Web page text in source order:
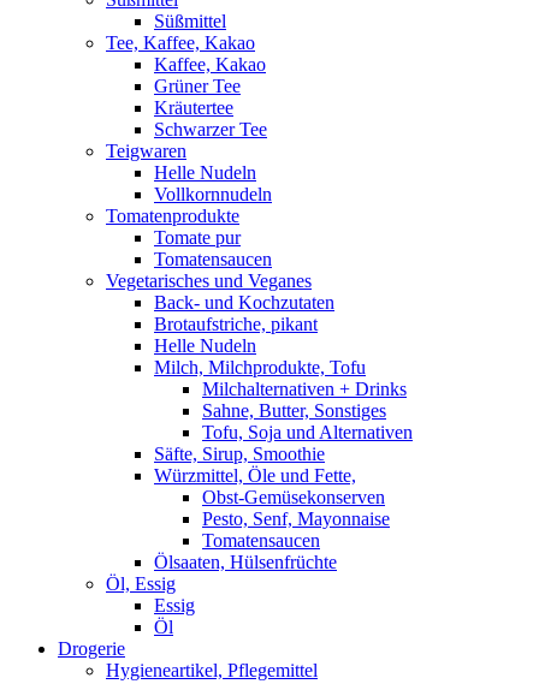
Süßmittel
Tee, Kaffee, Kakao
Kaffee, Kakao
Grüner Tee
Kräutertee
Schwarzer Tee
Teigwaren
Helle Nudeln
Vollkornnudeln
Tomatenprodukte
Tomate pur
Tomatensaucen
Vegetarisches und Veganes
Back- und Kochzutaten
Brotaufstriche, pikant
Helle Nudeln
Milch, Milchprodukte, Tofu
Milchalternativen + Drinks
Sahne, Butter, Sonstiges
Tofu, Soja und Alternativen
Säfte, Sirup, Smoothie
Würzmittel, Öle und Fette,
Obst-Gemüsekonserven
Pesto, Senf, Mayonnaise
Tomatensaucen
Ölsaaten, Hülsenfrüchte
Öl, Essig
Essig
Öl
Drogerie
Hygieneartikel, Pflegemittel